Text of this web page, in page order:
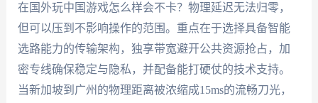
在国外玩中国游戏怎么样会不卡？物理延迟无法归零，
但可以压到不影响操作的范围。重点在于选择具备智能
选路能力的传输架构，独享带宽避开公共资源抢占，加
密专线确保稳定与隐私，并配备能打硬仗的技术支持。
当新加坡到广州的物理距离被浓缩成15ms的流畅刀光，